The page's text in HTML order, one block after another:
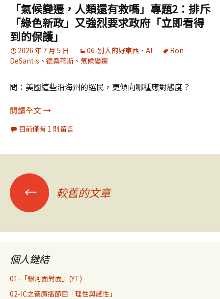
「氣候變遷，人類還有救嗎」專題2：排斥
「綠色新政」又強烈要求政府「立即看得
到的保護」
2026 年 7 月 5 日 06-別人的好東西 、 AI
Ron
DeSantis 、 德桑蒂斯 、 氣候變遷
問 ：美國這些沿海州的選民，更傾向哪種應對態度 ？
閱讀全文「氣候變遷，人類還有救嗎」專題2：排斥「綠色
→
目前僅有 1 則留言
文
章
導
覽
← 較舊的文章
個人鏈結
01-「銀河面對面」(YT)
02-IC之音廣播節目「理性與感性」